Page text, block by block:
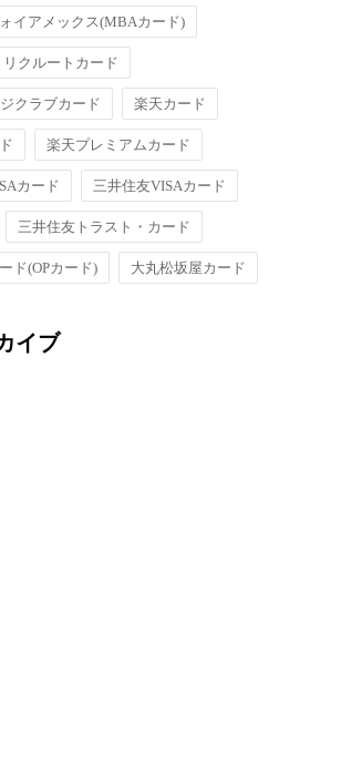
イアメックス(MBAカード)
リクルートカード
クラブカード 楽天カード
楽天プレミアムカード
カード 三井住友VISAカード
三井住友トラスト・カード
ド(OPカード) 大丸松坂屋カード
イブ